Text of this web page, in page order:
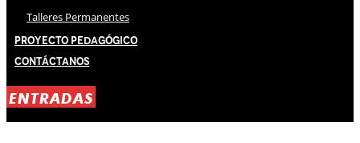
Talleres Permanentes
Proyecto Pedagógico
Contáctanos
ENTRADAS